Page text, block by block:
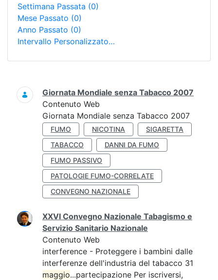
Settimana Passata (0)
Mese Passato (0)
Anno Passato (0)
Intervallo Personalizzato…
Ricerca
Giornata Mondiale senza Tabacco 2007
Contenuto Web
Giornata Mondiale senza Tabacco 2007
FUMO NICOTINA
SIGARETTA
TABACCO
DANNI DA FUMO
FUMO PASSIVO
PATOLOGIE FUMO-CORRELATE
CONVEGNO NAZIONALE
XXVI Convegno Nazionale Tabagismo e
Servizio Sanitario Nazionale
Contenuto Web
interference - Proteggere i bambini dalle
interferenze dell'industria del tabacco 31
maggio...partecipazione Per iscriversi,